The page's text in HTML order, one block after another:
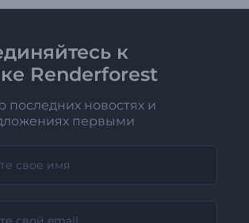
к
Renderforest
последних новостях и
первыми